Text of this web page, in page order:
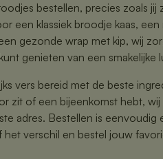
bestellen, precies zoals jij
een klassiek broodje kaas, een
gezonde wrap met kip, wij
genieten van een smakelijke
vers bereid met de beste
zit of een bijeenkomst hebt,
adres. Bestellen is eenvoudig
het verschil en bestel jouw